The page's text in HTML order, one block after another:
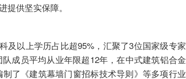
供坚实保障。
及以上学历占比超95%，汇聚了3位国家级专家
成员平均从业年限超12年，在中式建筑铝合金
了《建筑幕墙门窗招标技术导则》等多项行业